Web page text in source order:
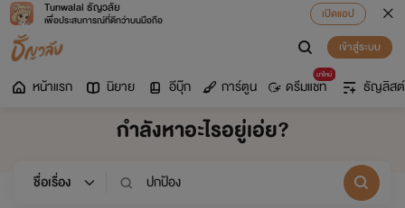
Tunwalai ธัญวลัย
เพื่อประสบการณ์ที่ดีกว่าบนมือถือ
เปิดแอป
เข้าสู่ระบบ
หน้าแรก นิยาย อีบุ๊ก การ์ตูน
มาใหม่
ดรีมแชท ธัญลิสต์
กำลังหาอะไรอยู่เอ่ย?